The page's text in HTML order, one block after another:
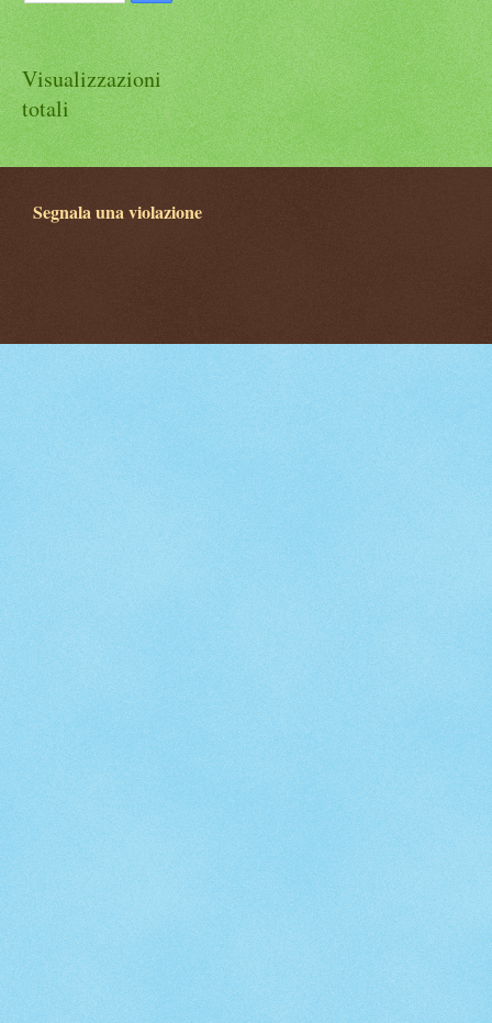
Visualizzazioni
totali
Segnala una violazione